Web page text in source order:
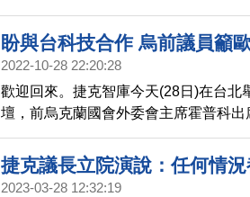
游錫堃親自前往松山機場接機，這是
團。
盼與台科技合作 烏前議員籲
2022-10-28 22:20:28
歡迎回來。捷克智庫今天(28日)在台北
壇，前烏克蘭國會外委會主席霍普科
例，呼籲歐美國家盡快對台改採「戰
並期盼烏國能與台灣高科技合作，結合
發生。
捷克議長立院演說：任何情
2023-03-28 12:32:19